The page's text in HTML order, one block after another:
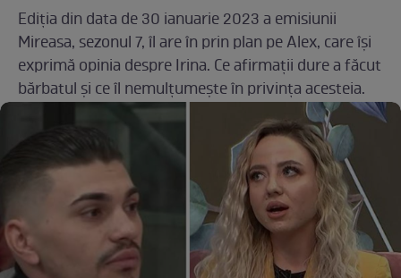
Ediția din data de 30 ianuarie 2023 a emisiunii
Mireasa, sezonul 7, îl are în prin plan pe Alex, care își
exprimă opinia despre Irina. Ce afirmații dure a făcut
bărbatul și ce îl nemulțumește în privința acesteia.